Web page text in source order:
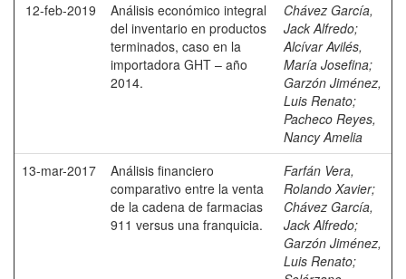
12-feb-2019
Análisis económico integral
del inventario en productos
terminados, caso en la
importadora GHT – año
2014.
Chávez García,
Jack Alfredo;
Alcívar Avilés,
María Josefina;
Garzón Jiménez,
Luis Renato;
Pacheco Reyes,
Nancy Amelia
13-mar-2017
Análisis financiero
comparativo entre la venta
de la cadena de farmacias
911 versus una franquicia.
Farfán Vera,
Rolando Xavier;
Chávez García,
Jack Alfredo;
Garzón Jiménez,
Luis Renato;